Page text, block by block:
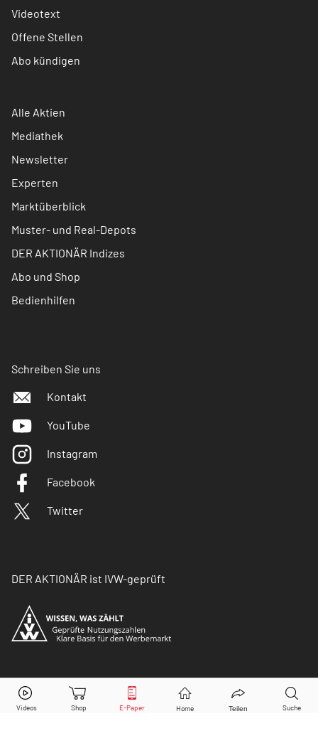
Videotext
Offene Stellen
Abo kündigen
Alle Aktien
Mediathek
Newsletter
Experten
Marktüberblick
Muster- und Real-Depots
DER AKTIONÄR Indizes
Abo und Shop
Bedienhilfen
Schreiben Sie uns
Kontakt
YouTube
Instagram
Facebook
Twitter
DER AKTIONÄR ist IVW-geprüft
© Copyright 2026 Börsenmedien AG. Alle Rechte